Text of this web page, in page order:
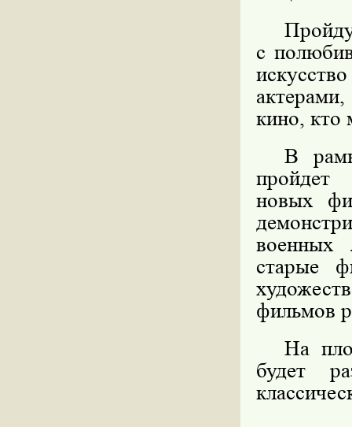
с
кино, кто
В
пройдет
новых
военных
старые
фильмов
На
будет